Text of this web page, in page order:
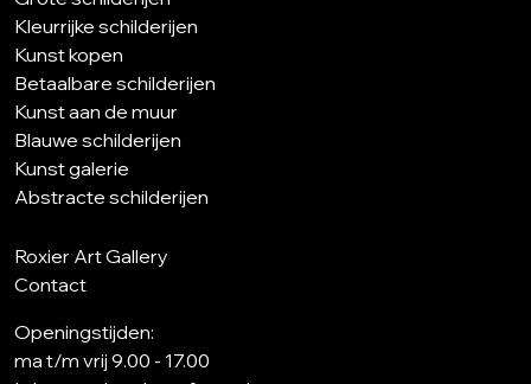
Kleurrijke schilderijen
Kunst kopen
Betaalbare schilderijen
Kunst aan de muur
Blauwe schilderijen
Kunst galerie
Abstracte schilderijen
Roxier Art Gallery
Contact
Openingstijden:
ma t/m vrij 9.00 - 17.00